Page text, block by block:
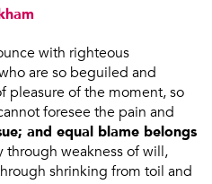
with righteous
are so beguiled and
pleasure of the moment, so
foresee the pain and
and equal blame belongs
weakness of will,
shrinking from toil and